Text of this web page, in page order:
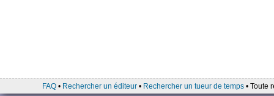
FAQ• Rechercher un éditeur• Rechercher un tueur de temps• Toute